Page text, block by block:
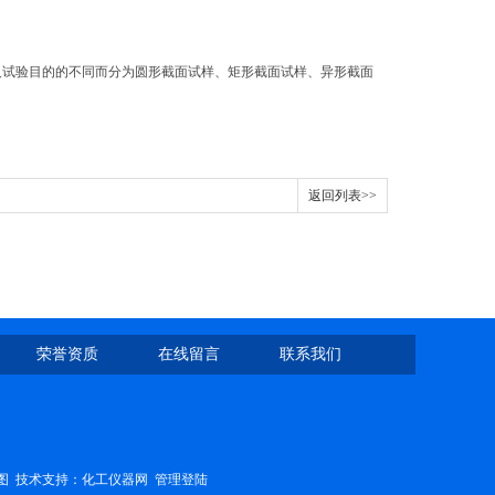
验目的的不同而分为圆形截面试样、矩形截面试样、异形截面
返回列表>>
荣誉资质 在线留言 联系我们
技术支持： 化工仪器网 管理登陆